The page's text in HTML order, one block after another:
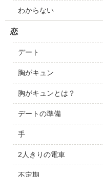
わからない
恋
デート
胸がキュン
胸がキュンとは？
デートの準備
手
2人きりの電車
不定期